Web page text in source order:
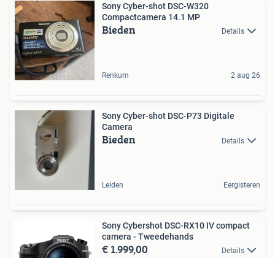
Sony Cyber-shot DSC-W320
Compactcamera 14.1 MP
Bieden Details
Renkum 2 aug 26
Sony Cyber-shot DSC-P73 Digitale
Camera
Bieden Details
Leiden Eergisteren
Sony Cybershot DSC-RX10 IV compact
camera - Tweedehands
€ 1.999,00 Details